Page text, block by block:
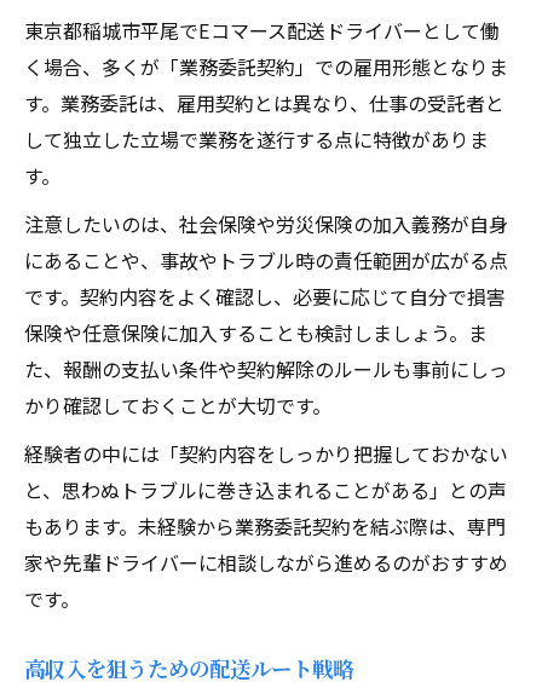
東京都稲城市平尾でEコマース配送ドライバーとして働
く場合、多くが「業務委託契約」での雇用形態となりま
す。業務委託は、雇用契約とは異なり、仕事の受託者と
して独立した立場で業務を遂行する点に特徴がありま
す。
注意したいのは、社会保険や労災保険の加入義務が自身
にあることや、事故やトラブル時の責任範囲が広がる点
です。契約内容をよく確認し、必要に応じて自分で損害
保険や任意保険に加入することも検討しましょう。ま
た、報酬の支払い条件や契約解除のルールも事前にしっ
かり確認しておくことが大切です。
経験者の中には「契約内容をしっかり把握しておかない
と、思わぬトラブルに巻き込まれることがある」との声
もあります。未経験から業務委託契約を結ぶ際は、専門
家や先輩ドライバーに相談しながら進めるのがおすすめ
です。
高収入を狙うための配送ルート戦略